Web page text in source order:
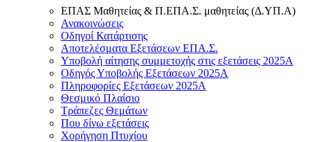
ΕΠΑΣ Μαθητείας & Π.ΕΠΑ.Σ. μαθητείας (Δ.ΥΠ.Α)
Ανακοινώσεις
Oδηγοί Κατάρτισης
Αποτελέσματα Εξετάσεων ΕΠΑ.Σ.
Υποβολή αίτησης συμμετοχής στις εξετάσεις 2025Α
Οδηγός Υποβολής Εξετάσεων 2025A
Πληροφορίες Εξετάσεων 2025Α
Θεσμικό Πλαίσιο
Τράπεζες Θεμάτων
Που δίνω εξετάσεις
Χορήγηση Πτυχίου